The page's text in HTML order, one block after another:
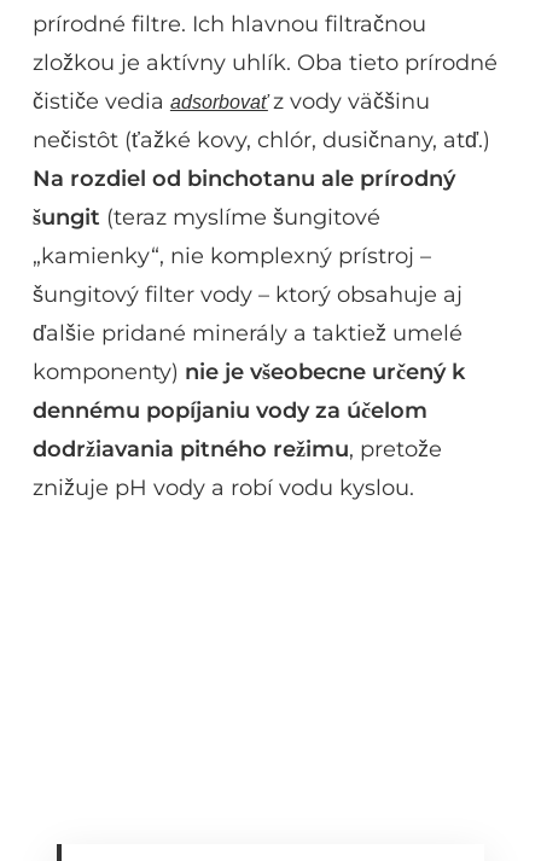
prírodné filtre. Ich hlavnou filtračnou
zložkou je aktívny uhlík. Oba tieto prírodné
čističe vedia adsorbovať z vody väčšinu
nečistôt (ťažké kovy, chlór, dusičnany, atď.)
Na rozdiel od binchotanu ale prírodný
šungit (teraz myslíme šungitové
„kamienky“, nie komplexný prístroj –
šungitový filter vody – ktorý obsahuje aj
ďalšie pridané minerály a taktiež umelé
komponenty) nie je všeobecne určený k
dennému popíjaniu vody za účelom
dodržiavania pitného režimu, pretože
znižuje pH vody a robí vodu kyslou.